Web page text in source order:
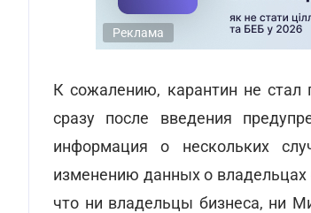
Реклама
К сожалению, карантин не стал
сразу после введения
информация о нескольких
изменению данных о владельцах
что ни владельцы бизнеса, ни